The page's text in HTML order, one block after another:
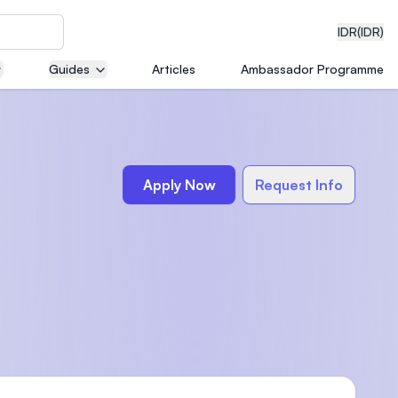
IDR(IDR)
Guides Articles Ambassador Programme
Apply Now Request Info